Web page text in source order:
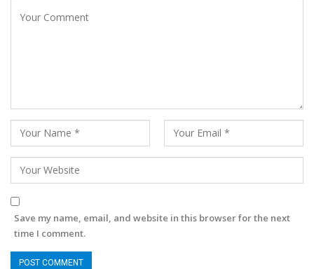
Save my name, email, and website in this browser for the next
time I comment.